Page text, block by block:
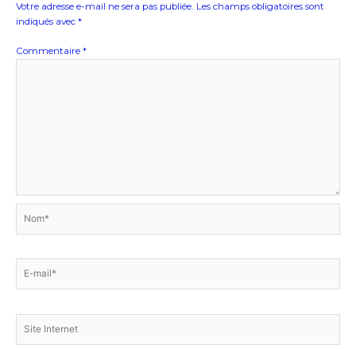
Votre adresse e-mail ne sera pas publiée. Les champs obligatoires sont
indiqués avec *
Commentaire *
mail*
Internet